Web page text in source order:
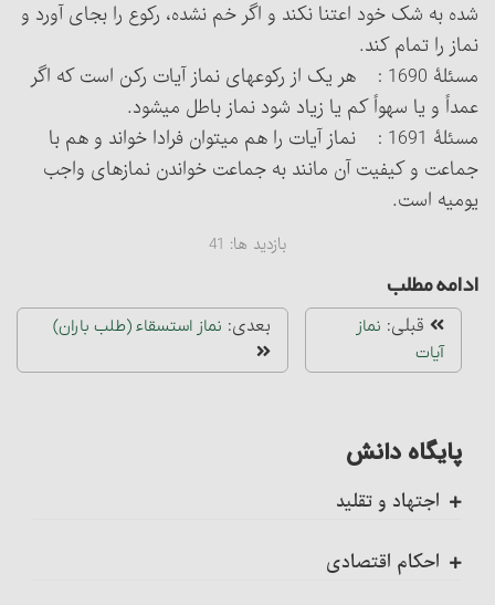
شده به شک خود اعتنا نکند و اگر خم نشده، رکوع را بجای آورد و
نماز را تمام کند.
مسئلۀ 1690 : هر یک از رکوعهای نماز آیات رکن است که اگر
عمداً و یا سهواً کم یا زیاد شود نماز باطل می‏شود.
مسئلۀ 1691 : نماز آیات را هم می‏توان فرادا خواند و هم با
جماعت و کیفیت آن مانند به جماعت خواندن نمازهای واجب
یومیه است.
بازدید ها: 41
ادامه مطلب
قبلی: نماز
آیات
بعدی: نماز استسقاء (طلب باران)
پایگاه دانش
اجتهاد و تقلید
احکام اقتصادی